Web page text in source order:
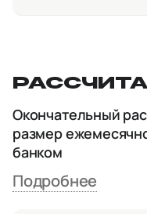
Окончательный
размер
банком
Подробнее